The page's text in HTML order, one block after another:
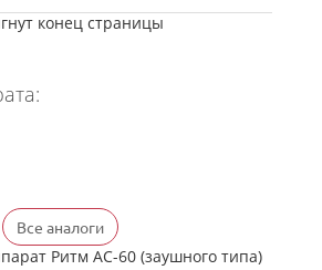
конец страницы
Все аналоги
Ритм АС-60 (заушного типа)